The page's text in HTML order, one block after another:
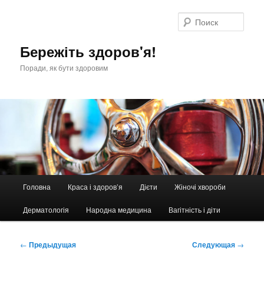
Бережіть здоров'я!
Поради, як бути здоровим
Головна Краса і здоров’я Дієти Жіночі хвороби
Дерматологія Народна медицина Вагітність і діти
Навигация
← Предыдущая Следующая →